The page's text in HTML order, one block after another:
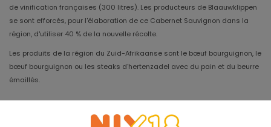
de vinification françaises (300 litres). Les producteurs de Blaauwklippen
se sont efforcés, pour l'élaboration de ce Cabernet Sauvignon dans la
région, d'utiliser 40 % de la nouvelle récolte.
Les produits de la région du Zuid-Afrikaanse sont le bœuf bourguignon, le
bœuf bourguignon ou les steaks d'hertenzadel avec du pain et du beurre
émaillés.